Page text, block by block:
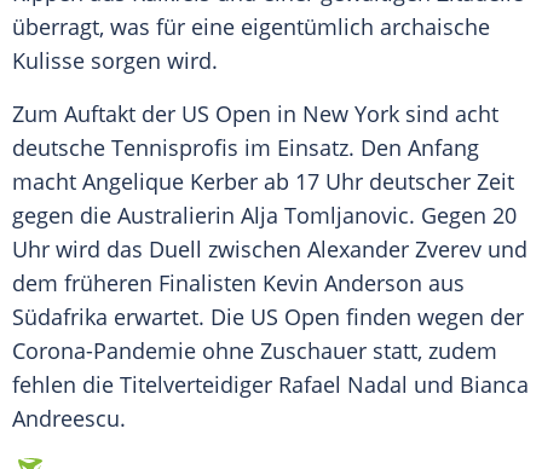
überragt, was für eine eigentümlich archaische
Kulisse sorgen wird.
Zum Auftakt der US Open in New York sind acht
deutsche Tennisprofis im Einsatz. Den Anfang
macht Angelique Kerber ab 17 Uhr deutscher Zeit
gegen die Australierin Alja Tomljanovic. Gegen 20
Uhr wird das Duell zwischen Alexander Zverev und
dem früheren Finalisten Kevin Anderson aus
Südafrika erwartet. Die US Open finden wegen der
Corona-Pandemie ohne Zuschauer statt, zudem
fehlen die Titelverteidiger Rafael Nadal und Bianca
Andreescu.